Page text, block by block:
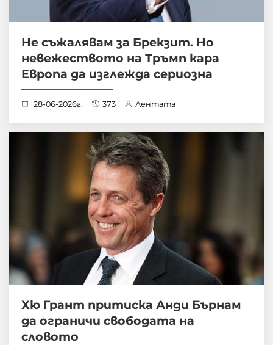
Не съжалявам за Брекзит. Но
невежеството на Тръмп кара
Европа да изглежда сериозна
28-06-2026г. 373 Лентата
Хю Грант притиска Анди Бърнам
да ограничи свободата на
словото